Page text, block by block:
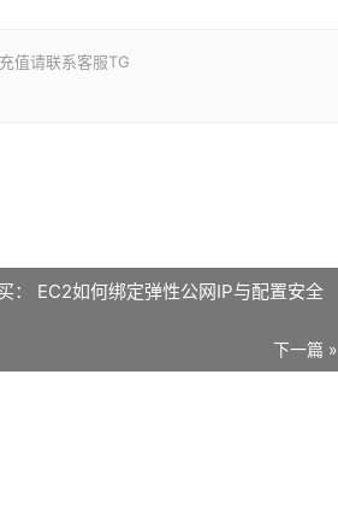
值请联系客服TG
： EC2如何绑定弹性公网IP与配置安全
下一篇 »